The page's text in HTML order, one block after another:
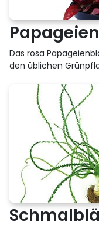
Das rosa
den üblichen